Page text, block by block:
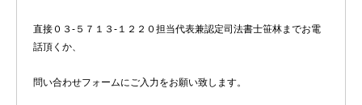
直接０３-５７１３-１２２０担当代表兼認定司法書士笹林までお電
話頂くか、
問い合わせフォームにご入力をお願い致します。